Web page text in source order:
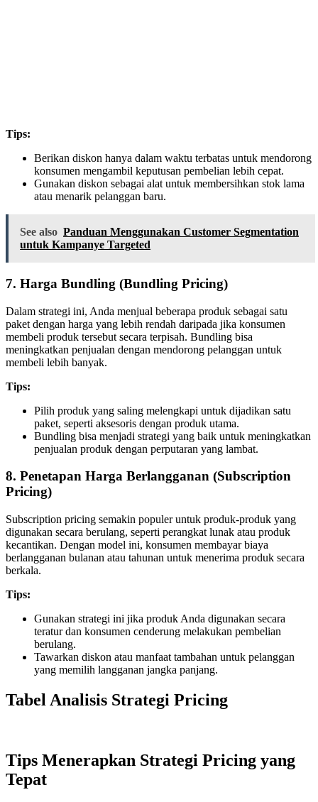
Tips:
Berikan diskon hanya dalam waktu terbatas untuk mendorong
konsumen mengambil keputusan pembelian lebih cepat.
Gunakan diskon sebagai alat untuk membersihkan stok lama
atau menarik pelanggan baru.
See also Panduan Menggunakan Customer Segmentation
untuk Kampanye Targeted
7. Harga Bundling (Bundling Pricing)
Dalam strategi ini, Anda menjual beberapa produk sebagai satu
paket dengan harga yang lebih rendah daripada jika konsumen
membeli produk tersebut secara terpisah. Bundling bisa
meningkatkan penjualan dengan mendorong pelanggan untuk
membeli lebih banyak.
Tips:
Pilih produk yang saling melengkapi untuk dijadikan satu
paket, seperti aksesoris dengan produk utama.
Bundling bisa menjadi strategi yang baik untuk meningkatkan
penjualan produk dengan perputaran yang lambat.
8. Penetapan Harga Berlangganan (Subscription
Pricing)
Subscription pricing semakin populer untuk produk-produk yang
digunakan secara berulang, seperti perangkat lunak atau produk
kecantikan. Dengan model ini, konsumen membayar biaya
berlangganan bulanan atau tahunan untuk menerima produk secara
berkala.
Tips:
Gunakan strategi ini jika produk Anda digunakan secara
teratur dan konsumen cenderung melakukan pembelian
berulang.
Tawarkan diskon atau manfaat tambahan untuk pelanggan
yang memilih langganan jangka panjang.
Tabel Analisis Strategi Pricing
Tips Menerapkan Strategi Pricing yang
Tepat